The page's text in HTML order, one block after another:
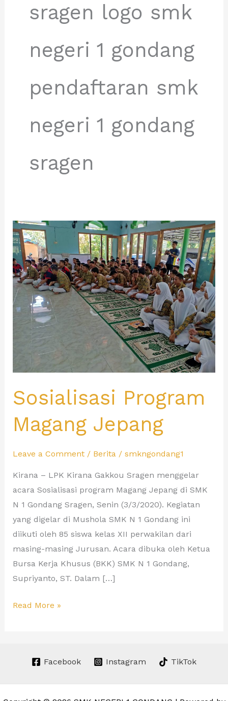
sragen logo smk
negeri 1 gondang
pendaftaran smk
negeri 1 gondang
sragen
Sosialisasi Program
Magang Jepang
Leave a Comment / Berita/ smkngondang1
Kirana – LPK Kirana Gakkou Sragen menggelar
acara Sosialisasi program Magang Jepang di SMK
N 1 Gondang Sragen, Senin (3/3/2020). Kegiatan
yang digelar di Mushola SMK N 1 Gondang ini
diikuti oleh 85 siswa kelas XII perwakilan dari
masing-masing Jurusan. Acara dibuka oleh Ketua
Bursa Kerja Khusus (BKK) SMK N 1 Gondang,
Supriyanto, ST. Dalam […]
Sosialisasi
Program
Magang
Jepang
Read More »
Facebook Instagram TikTok